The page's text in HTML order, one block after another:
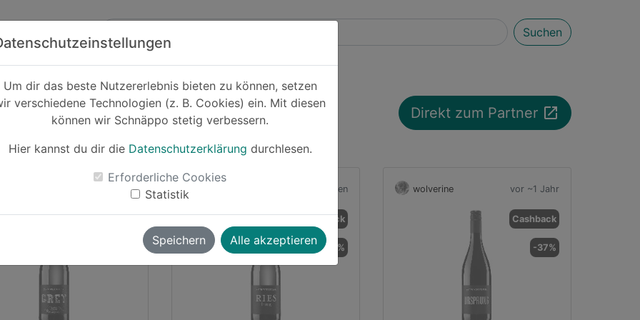
Um dir das beste Nutzererlebnis bieten zu können, setzen
verschiedene Technologien (z. B. Cookies) ein. Mit diesen
können wir Schnäppo stetig verbessern.
Hier kannst du dir die Datenschutzerklärung durchlesen.
Erforderliche Cookies
Statistik
Speichern Alle akzeptieren
Suchen
Meravino Direkt zum Partner launch
vor ~9 Monaten
Cashback
vor ~11 Monaten
Cashback
-16%
wolverine vor ~1 Jahr
Cashback
-37%